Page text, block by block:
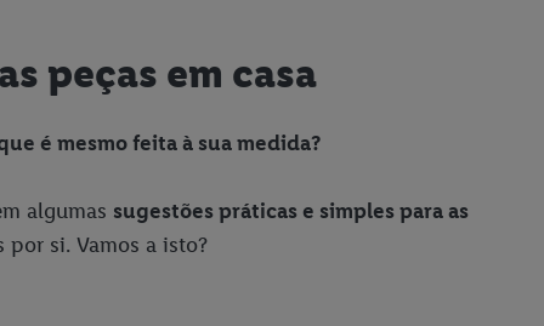
peças em casa
é mesmo feita à sua medida?
algumas sugestões práticas e simples para as
por si. Vamos a isto?